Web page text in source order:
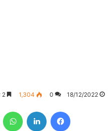
18/12/2022
0
1,304
Facebook
LinkedIn